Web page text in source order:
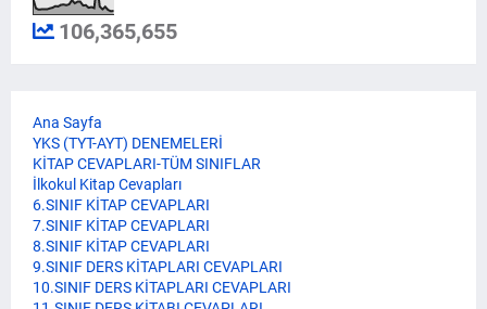
106,365,655
Ana Sayfa
YKS (TYT-AYT) DENEMELERİ
KİTAP CEVAPLARI-TÜM SINIFLAR
İlkokul Kitap Cevapları
6.SINIF KİTAP CEVAPLARI
7.SINIF KİTAP CEVAPLARI
8.SINIF KİTAP CEVAPLARI
9.SINIF DERS KİTAPLARI CEVAPLARI
10.SINIF DERS KİTAPLARI CEVAPLARI